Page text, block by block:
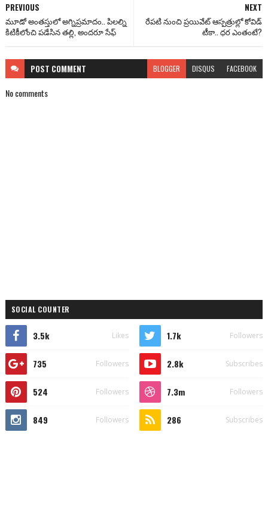
NEXT
రేపటి నుంచి ప్రయివేట్ ఆస్పత్రుల్లో కోవిడ్
టీకా.. ధర ఎంతంటే?
PREVIOUS
మూడో అంతస్తులో అగ్నిప్రమాదం.. పిలల్ని
కిటికీలోంచి ప‌డేసిన త‌ల్లి, అందరూ సేఫ్
POST COMMENT BLOGGER DISQUS FACEBOOK
No comments
SOCIAL COUNTER
3.5k Likes 1.7k Followers
735 Followers 2.8k Subscribes
524 Followers 7.3m Followers
849 Followers 286 Subscribes